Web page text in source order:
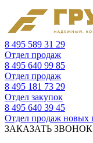
8 495 589 31 29
Отдел продаж
8 495 640 99 85
Отдел продаж
8 495 181 73 29
Отдел закупок
8 495 640 39 45
Отдел продаж новых
ЗАКАЗАТЬ ЗВОНОК